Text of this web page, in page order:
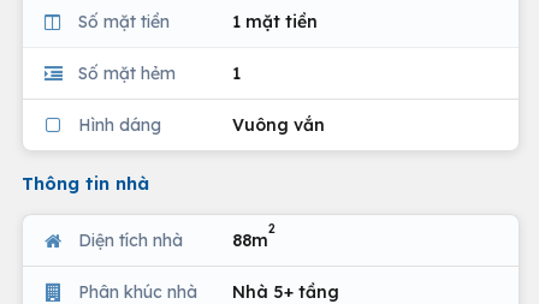
Số mặt tiền 1 mặt tiền
Số mặt hẻm 1
Hình dáng Vuông vắn
Thông tin nhà
Diện tích nhà 88m
2
Phân khúc nhà Nhà 5+ tầng